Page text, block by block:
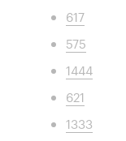
617
575
1444
621
1333